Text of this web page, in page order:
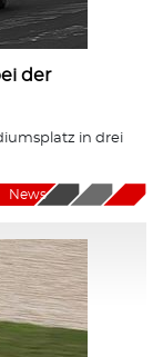
der
in drei
News